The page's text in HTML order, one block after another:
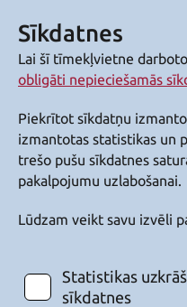
Sīkdatnes
Lai šī tīmekļvietne
obligāti nepieciešamās
Piekrītot sīkdatņu
izmantotas statistikas un
trešo pušu sīkdatnes
pakalpojumu uzlabošanai.
Lūdzam veikt savu izvēli
Statistikas
sīkdatnes